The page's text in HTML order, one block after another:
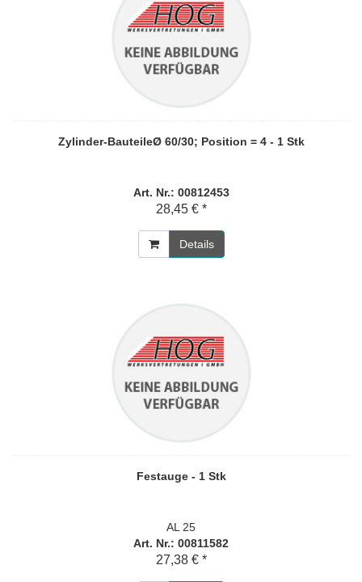
Zylinder-BauteileØ 60/30; Position = 4 - 1 Stk
Art. Nr.: 00812453
28,45 € *
Details
Festauge - 1 Stk
AL 25
Art. Nr.: 00811582
27,38 € *